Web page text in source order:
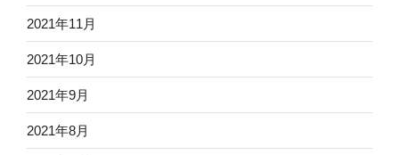
2021年11月
2021年10月
2021年9月
2021年8月